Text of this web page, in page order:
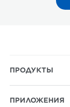
ПРОДУКТЫ
ПРИЛОЖЕНИЯ